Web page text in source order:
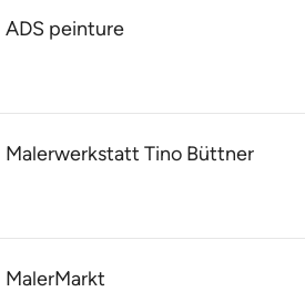
ADS peinture
Malerwerkstatt Tino Büttner
MalerMarkt